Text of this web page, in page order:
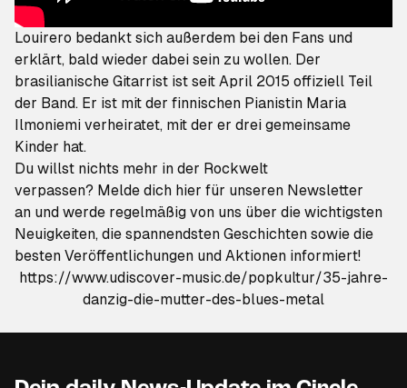
Louirero bedankt sich außerdem bei den Fans und
erklärt, bald wieder dabei sein zu wollen. Der
brasilianische Gitarrist ist seit April 2015 offiziell Teil
der Band. Er ist mit der finnischen Pianistin Maria
Ilmoniemi verheiratet, mit der er drei gemeinsame
Kinder hat.
Du willst nichts mehr in der Rockwelt
verpassen? Melde dich hier für unseren Newsletter
an und werde regelmäßig von uns über die wichtigsten
Neuigkeiten, die spannendsten Geschichten sowie die
besten Veröffentlichungen und Aktionen informiert!
https://www.udiscover-music.de/popkultur/35-jahre-
danzig-die-mutter-des-blues-metal